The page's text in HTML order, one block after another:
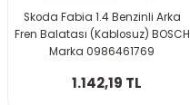
Skoda Fabia 1.4 Benzinli Arka
Fren Balatası (Kablosuz) BOSCH
Marka 0986461769
1.142,19 TL